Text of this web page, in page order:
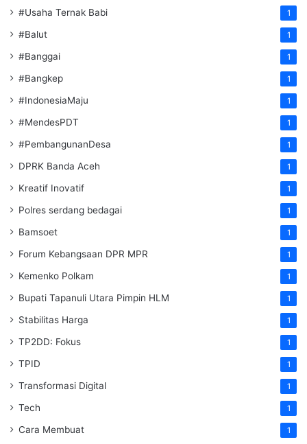
#Usaha Ternak Babi 1
#Balut 1
#Banggai 1
#Bangkep 1
#IndonesiaMaju 1
#MendesPDT 1
#PembangunanDesa 1
DPRK Banda Aceh 1
Kreatif Inovatif 1
Polres serdang bedagai 1
Bamsoet 1
Forum Kebangsaan DPR MPR 1
Kemenko Polkam 1
‎Bupati Tapanuli Utara Pimpin HLM 1
Stabilitas Harga 1
TP2DD: Fokus 1
TPID 1
Transformasi Digital 1
Tech 1
Cara Membuat 1